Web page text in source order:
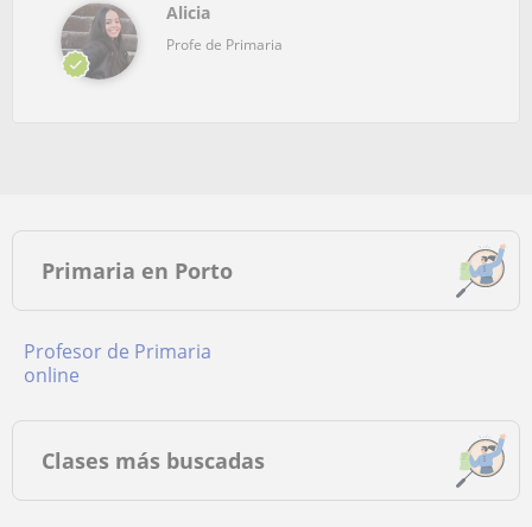
Alicia
Profe de Primaria
Primaria en Porto
Profesor de Primaria
online
Clases más buscadas